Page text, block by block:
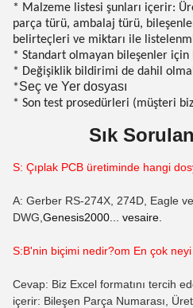
* Malzeme listesi şunları içerir:
parça türü, ambalaj türü,
belirteçleri ve miktarı ile
* Standart olmayan bileşenler
* Değişiklik bildirimi de dahil
*Seç ve Yer dosyası
* Son test prosedürleri (müşteri
Sık
S: Çıplak PCB üretiminde hangi
A: Gerber RS-274X, 274D, Eagle
DWG, Genesis2000... vesaire.
S:B'nin biçimi nedir?om En çok
Cevap: Biz Excel formatını tercih
içerir: Bileşen Parça Numarası,